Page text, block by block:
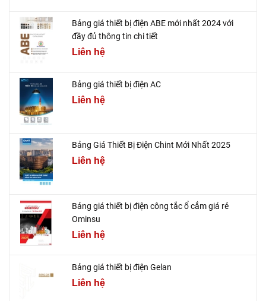
Bảng giá thiết bị điện ABE mới nhất 2024 với
đầy đủ thông tin chi tiết
Liên hệ
Bảng giá thiết bị điện AC
Liên hệ
Bảng Giá Thiết Bị Điện Chint Mới Nhất 2025
Liên hệ
Bảng giá thiết bị điện công tắc ổ cắm giá rẻ
Ominsu
Liên hệ
Bảng giá thiết bị điện Gelan
Liên hệ